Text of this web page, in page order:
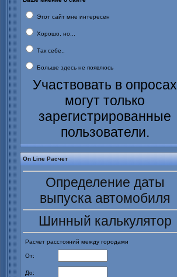
Этот сайт мне интересен
Хорошо, но...
Так себе..
Больше здесь не появлюсь
Участвовать в опросах
могут только
зарегистрированные
пользователи.
On Line Расчет
Определение даты
выпуска автомобиля
Шинный калькулятор
Расчет расстояний между городами
От:
До: